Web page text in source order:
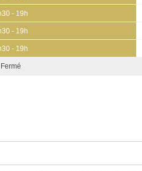
- 19h
- 19h
- 19h
Fermé